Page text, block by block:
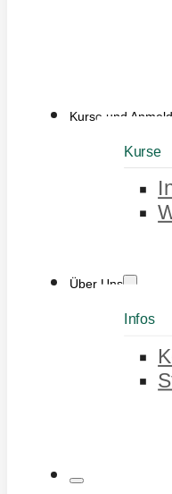
Kurse und
Kurse
Über Uns
Infos